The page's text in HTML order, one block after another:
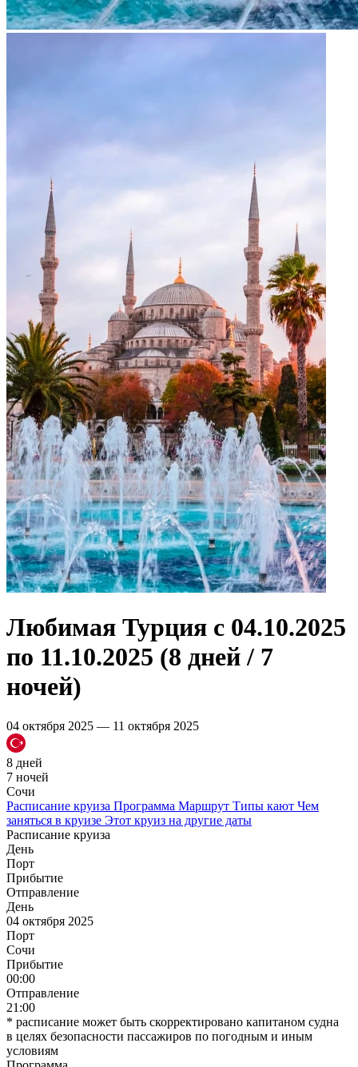
Любимая Турция с 04.10.2025
по 11.10.2025 (8 дней / 7
ночей)
04 октября 2025 — 11 октября 2025
8 дней
7 ночей
Сочи
Расписание круиза Программа Маршрут Типы кают Чем
заняться в круизе Этот круиз на другие даты
Расписание круиза
День
Порт
Прибытие
Отправление
День
04 октября 2025
Порт
Сочи
Прибытие
00:00
Отправление
21:00
* расписание может быть скорректировано капитаном судна
в целях безопасности пассажиров по погодным и иным
условиям